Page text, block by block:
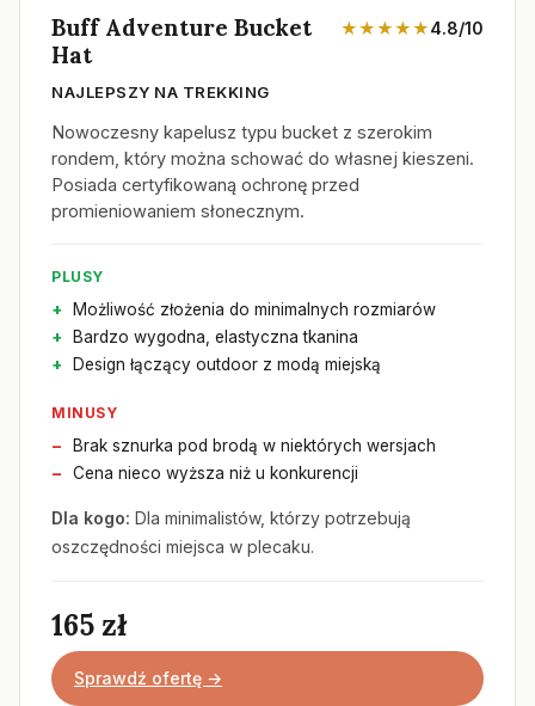
Buff Adventure Bucket
Hat
★★★★★4.8/10
NAJLEPSZY NA TREKKING
Nowoczesny kapelusz typu bucket z szerokim
rondem, który można schować do własnej kieszeni.
Posiada certyfikowaną ochronę przed
promieniowaniem słonecznym.
PLUSY
Możliwość złożenia do minimalnych rozmiarów
Bardzo wygodna, elastyczna tkanina
Design łączący outdoor z modą miejską
MINUSY
Brak sznurka pod brodą w niektórych wersjach
Cena nieco wyższa niż u konkurencji
Dla kogo: Dla minimalistów, którzy potrzebują
oszczędności miejsca w plecaku.
165 zł
Sprawdź ofertę →